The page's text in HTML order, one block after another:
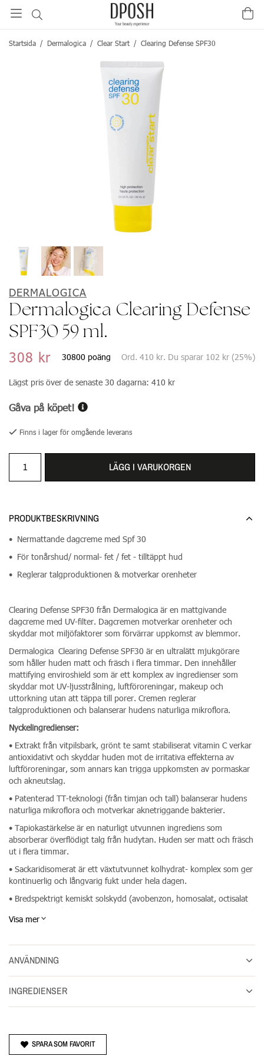
Startsida / Dermalogica / Clear Start / Clearing Defense SPF30
DERMALOGICA
Dermalogica Clearing Defense
SPF30 59 ml.
308 kr 30800 poäng Ord. 410 kr. Du sparar 102 kr (25%)
Lägst pris över de senaste 30 dagarna: 410 kr
Gåva på köpet!
Finns i lager för omgående leverans
LÄGG I VARUKORGEN
PRODUKTBESKRIVNING
ANVÄNDNING
INGREDIENSER
• Nermattande dagcreme med Spf 30
• För tonårshud/ normal- fet / fet - tilltäppt hud
• Reglerar talgproduktionen & motverkar orenheter
Clearing Defense SPF30 från Dermalogica är en mattgivande
dagcreme med UV-filter. Dagcremen motverkar orenheter och
skyddar mot miljöfaktorer som förvärrar uppkomst av blemmor.
Dermalogica Clearing Defense SPF30 är en ultralätt mjukgörare
som håller huden matt och fräsch i flera timmar. Den innehåller
mattifying enviroshield som är ett komplex av ingredienser som
skyddar mot UV-ljusstrålning, luftföroreningar, makeup och
uttorkning utan att täppa till porer. Cremen reglerar
talgproduktionen och balanserar hudens naturliga mikroflora.
Nyckelingredienser:
• Extrakt från vitpilsbark, grönt te samt stabiliserat vitamin C verkar
antioxidativt och skyddar huden mot de irritativa effekterna av
luftföroreningar, som annars kan trigga uppkomsten av pormaskar
och akneutslag.
• Patenterad TT-teknologi (från timjan och tall) balanserar hudens
naturliga mikroflora och motverkar aknetriggande bakterier.
• Tapiokastärkelse är en naturligt utvunnen ingrediens som
absorberar överflödigt talg från hudytan. Huden ser matt och fräsch
ut i flera timmar.
• Sackaridisomerat är ett växtutvunnet kolhydrat- komplex som ger
kontinuerlig och långvarig fukt under hela dagen.
• Bredspektrigt kemiskt solskydd (avobenzon, homosalat, octisalat
och octocrylen) skyddar huden mot pigmentförändringar och
ärrbildningar.
Clearing Defense SPF30 från Dermalogica innehåller: 59 ml.
Visa mer
SPARA SOM FAVORIT